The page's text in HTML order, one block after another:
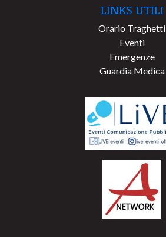
LINKS UTILI
Orario Traghetti
Eventi
Emergenze
Guardia Medica